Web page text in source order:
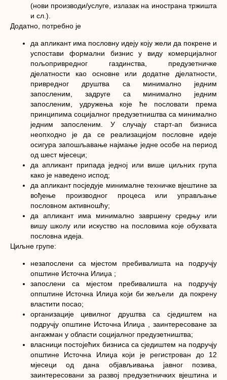
(нови производи/услуге, излазак на инострана тржишта
и сл.).
Додатно, потребно је
да апликант има пословну идеју коју жели да покрене и
успостави формални бизнис у виду комерцијалног
пољопривредног газдинства, предузетничке
дјелатности као основне или додатне дјелатности,
привредног друштва са минимално једним
запосленим, задруге са минимално једним
запосленим, удружења које ће пословати према
принципима социјалног предузетништва са минимално
једним запосленим. У случају старт-ап бизниса
неопходно је да се реализацијом пословне идеје
осигура запошљавање најмање једне особе на период
од шест мјесеци;
да апликант припада једној или више циљних група
како је наведено испод;
да апликант посједује минималне техничке вјештине за
вођење производног процеса или управљање
пословном активношћу;
да апликант има минимално завршену средњу или
вишу школу или искуство на пословима које обухвата
пословна идеја.
Циљне групе:
незапослени са мјестом пребивалишта на подручју
општине Источна Илиџа ;
запослени са мјестом пребивалишта на подручју
оппштине Источна Илиџа који би жељели да покрену
властити посао;
организације цивилног друштва са сједиштем на
подручју општине Источна Илиџа , заинтересоване за
ангажман у области социјалног предузетништва;
власници постојећих бизниса са сједиштем на подручју
општине Источна Илиџа који је регистрован до 12
мјесеци од дана објављивања јавног позива,
заинтересовани за развој предузетничких вјештина и